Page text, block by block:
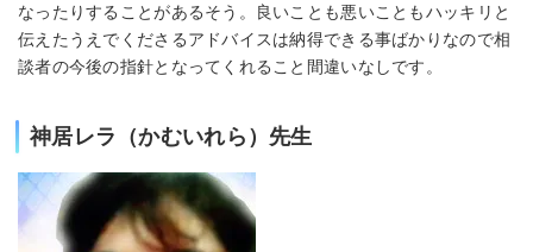
なったりすることがあるそう。良いことも悪いこともハッキリと
伝えたうえでくださるアドバイスは納得できる事ばかりなので相
談者の今後の指針となってくれること間違いなしです。
神居レラ（かむいれら）先生